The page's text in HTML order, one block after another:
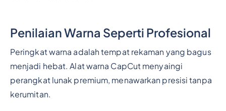
Penilaian Warna Seperti Profesional
Peringkat warna adalah tempat rekaman yang bagus
menjadi hebat. Alat warna CapCut menyaingi
perangkat lunak premium, menawarkan presisi tanpa
kerumitan.